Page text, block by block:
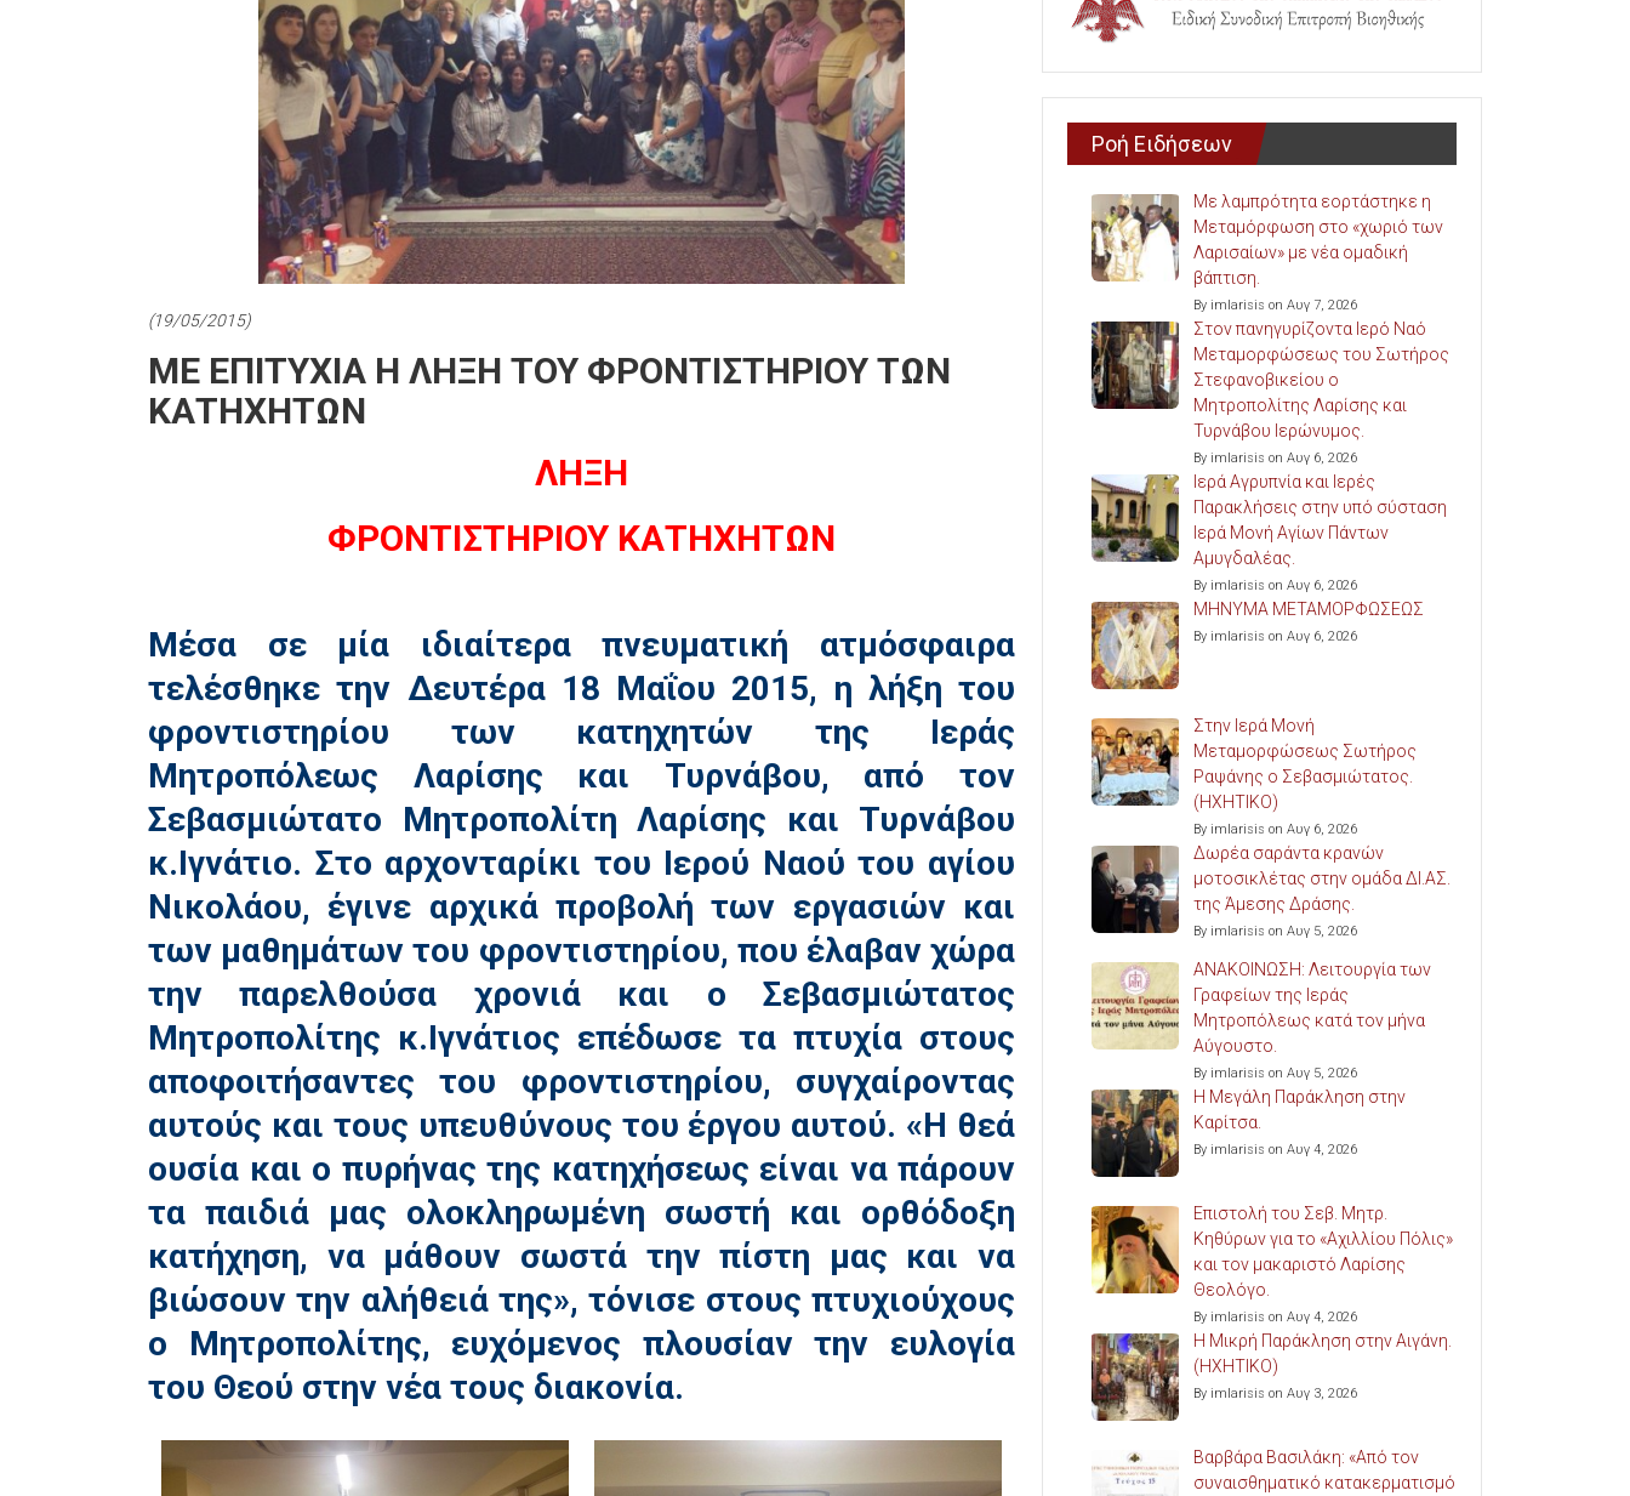
(19/05/2015)
ME EΠΙΤΥΧΙΑ Η ΛΗΞΗ ΤΟΥ ΦΡΟΝΤΙΣΤΗΡΙΟΥ ΤΩΝ
ΚΑΤΗΧΗΤΩΝ
ΛΗΞΗ
ΦΡΟΝΤΙΣΤΗΡΙΟΥ ΚΑΤΗΧΗΤΩΝ
Μέσα σε μία ιδιαίτερα πνευματική ατμόσφαιρα
τελέσθηκε την Δευτέρα 18 Μαΐου 2015, η λήξη του
φροντιστηρίου των κατηχητών της Ιεράς
Μητροπόλεως Λαρίσης και Τυρνάβου, από τον
Σεβασμιώτατο Μητροπολίτη Λαρίσης και Τυρνάβου
κ.Ιγνάτιο. Στο αρχονταρίκι του Ιερού Ναού του αγίου
Νικολάου, έγινε αρχικά προβολή των εργασιών και
των μαθημάτων του φροντιστηρίου, που έλαβαν χώρα
την παρελθούσα χρονιά και ο Σεβασμιώτατος
Μητροπολίτης κ.Ιγνάτιος επέδωσε τα πτυχία στους
αποφοιτήσαντες του φροντιστηρίου, συγχαίροντας
αυτούς και τους υπευθύνους του έργου αυτού. «Η θεά
ουσία και ο πυρήνας της κατηχήσεως είναι να πάρουν
τα παιδιά μας ολοκληρωμένη σωστή και ορθόδοξη
κατήχηση, να μάθουν σωστά την πίστη μας και να
βιώσουν την αλήθειά της», τόνισε στους πτυχιούχους
ο Μητροπολίτης, ευχόμενος πλουσίαν την ευλογία
του Θεού στην νέα τους διακονία.
Ροή Ειδήσεων
Με λαμπρότητα εορτάστηκε η
Μεταμόρφωση στο «χωριό των
Λαρισαίων» με νέα ομαδική
βάπτιση.
By imlarisis on Αυγ 7, 2026
Στον πανηγυρίζοντα Ιερό Ναό
Μεταμορφώσεως του Σωτήρος
Στεφανοβικείου ο
Μητροπολίτης Λαρίσης και
Τυρνάβου Ιερώνυμος.
By imlarisis on Αυγ 6, 2026
Ιερά Αγρυπνία και Ιερές
Παρακλήσεις στην υπό σύσταση
Ιερά Μονή Αγίων Πάντων
Αμυγδαλέας.
By imlarisis on Αυγ 6, 2026
ΜΗΝΥΜΑ ΜΕΤΑΜΟΡΦΩΣΕΩΣ
By imlarisis on Αυγ 6, 2026
Στην Ιερά Μονή
Μεταμορφώσεως Σωτήρος
Ραψάνης ο Σεβασμιώτατος.
(ΗΧΗΤΙΚΟ)
By imlarisis on Αυγ 6, 2026
Δωρέα σαράντα κρανών
μοτοσικλέτας στην ομάδα ΔΙ.ΑΣ.
της Άμεσης Δράσης.
By imlarisis on Αυγ 5, 2026
ΑΝΑΚΟΙΝΩΣΗ: Λειτουργία των
Γραφείων της Ιεράς
Μητροπόλεως κατά τον μήνα
Αύγουστο.
By imlarisis on Αυγ 5, 2026
Η Μεγάλη Παράκληση στην
Καρίτσα.
By imlarisis on Αυγ 4, 2026
Επιστολή του Σεβ. Μητρ.
Κηθύρων για το «Αχιλλίου Πόλις»
και τον μακαριστό Λαρίσης
Θεολόγο.
By imlarisis on Αυγ 4, 2026
Η Μικρή Παράκληση στην Αιγάνη.
(ΗΧΗΤΙΚΟ)
By imlarisis on Αυγ 3, 2026
Βαρβάρα Βασιλάκη: «Από τον
συναισθηματικό κατακερματισμό